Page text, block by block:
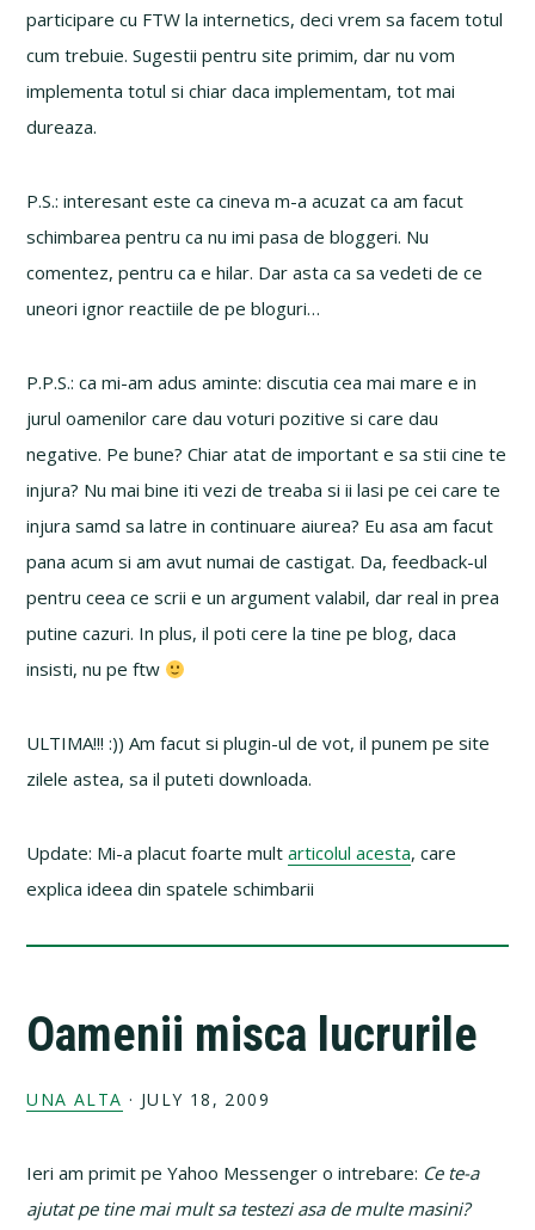
participare cu FTW la internetics, deci vrem sa facem totul
cum trebuie. Sugestii pentru site primim, dar nu vom
implementa totul si chiar daca implementam, tot mai
dureaza.
P.S.: interesant este ca cineva m-a acuzat ca am facut
schimbarea pentru ca nu imi pasa de bloggeri. Nu
comentez, pentru ca e hilar. Dar asta ca sa vedeti de ce
uneori ignor reactiile de pe bloguri…
P.P.S.: ca mi-am adus aminte: discutia cea mai mare e in
jurul oamenilor care dau voturi pozitive si care dau
negative. Pe bune? Chiar atat de important e sa stii cine te
injura? Nu mai bine iti vezi de treaba si ii lasi pe cei care te
injura samd sa latre in continuare aiurea? Eu asa am facut
pana acum si am avut numai de castigat. Da, feedback-ul
pentru ceea ce scrii e un argument valabil, dar real in prea
putine cazuri. In plus, il poti cere la tine pe blog, daca
insisti, nu pe ftw
ULTIMA!!! :)) Am facut si plugin-ul de vot, il punem pe site
zilele astea, sa il puteti downloada.
Update: Mi-a placut foarte multarticolul acesta, care
explica ideea din spatele schimbarii
Oamenii misca lucrurile
UNA ALTA · JULY 18, 2009
Ieri am primit pe Yahoo Messenger o intrebare: Ce te-a
ajutat pe tine mai mult sa testezi asa de multe masini?